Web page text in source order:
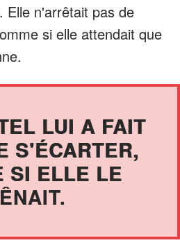
Elle n'arrêtait pas de
si elle attendait que
LUI A FAIT
S'ÉCARTER,
SI ELLE LE